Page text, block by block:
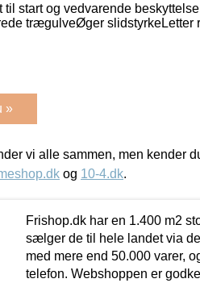
start og vedvarende
trægulveØger
»
vi alle sammen, men kender
og 10-4.dk.
Frishop.dk har en 1.400 m2
sælger de til hele landet via
med mere end 50.000 varer,
telefon. Webshoppen er